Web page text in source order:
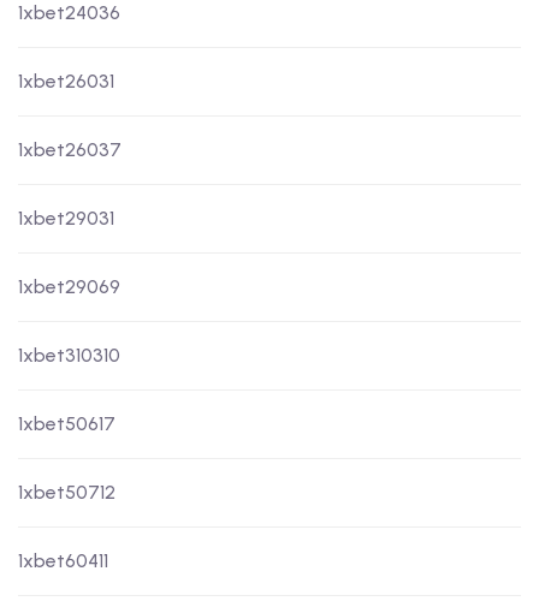
1xbet24036
1xbet26031
1xbet26037
1xbet29031
1xbet29069
1xbet310310
1xbet50617
1xbet50712
1xbet60411